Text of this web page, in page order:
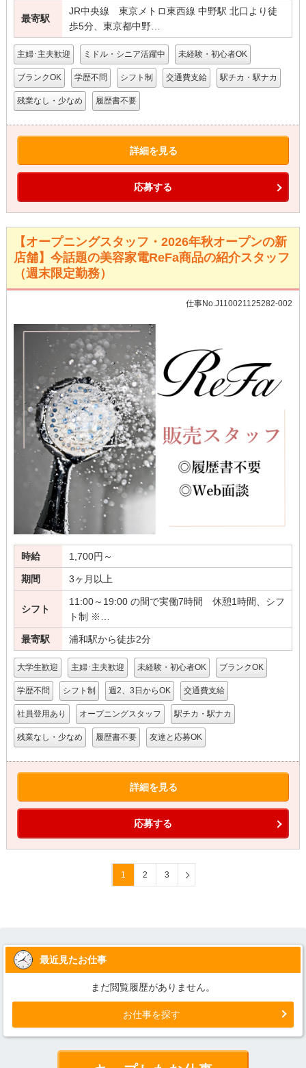
最寄駅
JR中央線 東京メトロ東西線 中野駅 北口より徒
歩5分、東京都中野…
主婦･主夫歓迎 ミドル・シニア活躍中 未経験・初心者OK
ブランクOK 学歴不問 シフト制 交通費支給 駅チカ・駅ナカ
残業なし・少なめ 履歴書不要
詳細を見る
応募する
【オープニングスタッフ・2026年秋オープンの新
店舗】今話題の美容家電ReFa商品の紹介スタッフ
（週末限定勤務）
仕事No.J110021125282-002
時給 1,700円～
期間 3ヶ月以上
シフト
11:00～19:00 の間で実働7時間 休憩1時間、シフ
ト制 ※…
最寄駅 浦和駅から徒歩2分
大学生歓迎 主婦･主夫歓迎 未経験・初心者OK ブランクOK
学歴不問 シフト制 週2、3日からOK 交通費支給
社員登用あり オープニングスタッフ 駅チカ・駅ナカ
残業なし・少なめ 履歴書不要 友達と応募OK
詳細を見る
応募する
1 2 3
最近見たお仕事
まだ閲覧履歴がありません。
お仕事を探す